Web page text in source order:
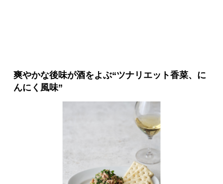
爽やかな後味が酒をよぶ“ツナリエット香菜、に
んにく風味”